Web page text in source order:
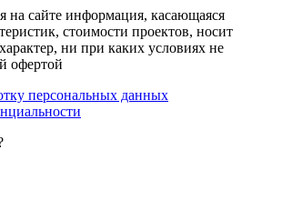
на сайте информация, касающаяся
стоимости проектов, носит
ни при каких условиях не
офертой
персональных данных